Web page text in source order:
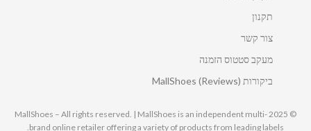
תקנון
צור קשר
מעקב סטטוס הזמנה
ביקורות MallShoes (Reviews)
© 2025 MallShoes – All rights reserved. | MallShoes is an independent multi-
brand online retailer offering a variety of products from leading labels.